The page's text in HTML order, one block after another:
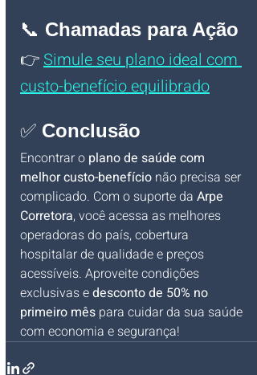
📞 Chamadas para Ação
👉 Simule seu plano ideal com
custo-benefício equilibrado
✅ Conclusão
Encontrar o plano de saúde com
melhor custo-benefício não precisa ser
complicado. Com o suporte da Arpe
Corretora, você acessa as melhores
operadoras do país, cobertura
hospitalar de qualidade e preços
acessíveis. Aproveite condições
exclusivas e desconto de 50% no
primeiro mês para cuidar da sua saúde
com economia e segurança!